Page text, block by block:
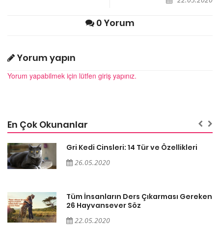
0 Yorum
Yorum yapın
Yorum yapabilmek için lütfen giriş yapınız.
En Çok Okunanlar
Gri Kedi Cinsleri: 14 Tür ve Özellikleri
26.05.2020
Tüm İnsanların Ders Çıkarması Gereken
26 Hayvansever Söz
22.05.2020